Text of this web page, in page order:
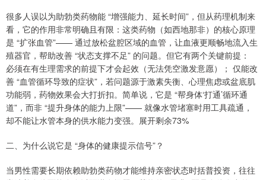
很多人误以为助勃类药物能 “增强能力、延长时间”，但从药理机制来
看，它的作用非常明确且有限：这类药物（如西地那非）的核心原理
是 “扩张血管”—— 通过放松盆腔区域的血管，让血液更顺畅地流入生
殖器官，帮助改善 “状态支撑不足” 的问题。但它有两个关键前提：
必须在有生理需求的前提下才会起效（无法凭空激发意愿）； 仅能改
善 “血管循环导致的症状”，若问题源于激素失衡、心理焦虑或盆底肌
功能弱，药物效果会大打折扣。简单说，它是 “帮身体‘打通’循环通
道”，而非 “提升身体的能力上限”—— 就像水管堵塞时用工具疏通，
却不能让水管本身的供水能力变强。展开剩余73%
二、为什么说它是 “身体的健康提示信号”？
当男性需要长期依赖助勃类药物才能维持亲密状态时括普投资，往往